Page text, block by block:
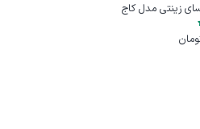
زینتی مدل کاج